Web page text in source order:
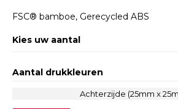
FSC® bamboe, Gerecycled ABS
Kies uw aantal
Aantal drukkleuren
Achterzijde (25mm x